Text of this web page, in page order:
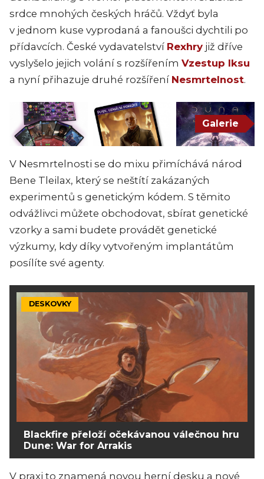
srdce mnohých českých hráčů. Vždyť byla
v jednom kuse vyprodaná a fanoušci dychtili po
přídavcích. České vydavatelství Rexhry již dříve
vyslyšelo jejich volání s rozšířením Vzestup Iksu
a nyní přihazuje druhé rozšíření Nesmrtelnost.
Galerie
V Nesmrtelnosti se do mixu přimíchává národ
Bene Tleilax, který se neštítí zakázaných
experimentů s genetickým kódem. S těmito
odvážlivci můžete obchodovat, sbírat genetické
vzorky a sami budete provádět genetické
výzkumy, kdy díky vytvořeným implantátům
posílíte své agenty.
DESKOVKY
Blackfire přeloží očekávanou válečnou hru
Dune: War for Arrakis
V praxi to znamená novou herní desku a nové